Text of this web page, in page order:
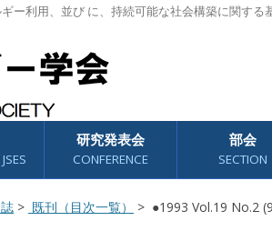
ー利用、並び に、持続可能な社会構築に関す
研究発表会
CONFERENCE
部会
SECTION
> 既刊（目次一覧） > ●1993 Vol.19 No.2